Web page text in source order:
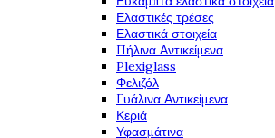
Ελαστικές τρέσες
Ελαστικά στοιχεία
Πήλινα Αντικείμενα
Plexiglass
Φελιζόλ
Γυάλινα Αντικείμενα
Κεριά
Υφασμάτινα